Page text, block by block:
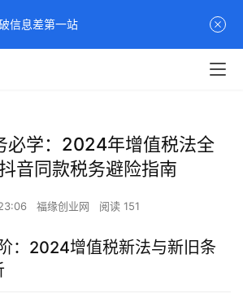
必学：2024年增值税法全
音同款税务避险指南
福缘创业网 阅读 151
：2024增值税新法与新旧条
信息差第一站